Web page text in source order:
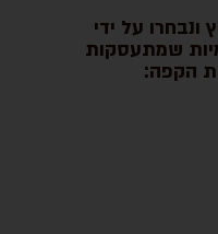
ונבחרו על ידי
שמתעסקות
הקפה: